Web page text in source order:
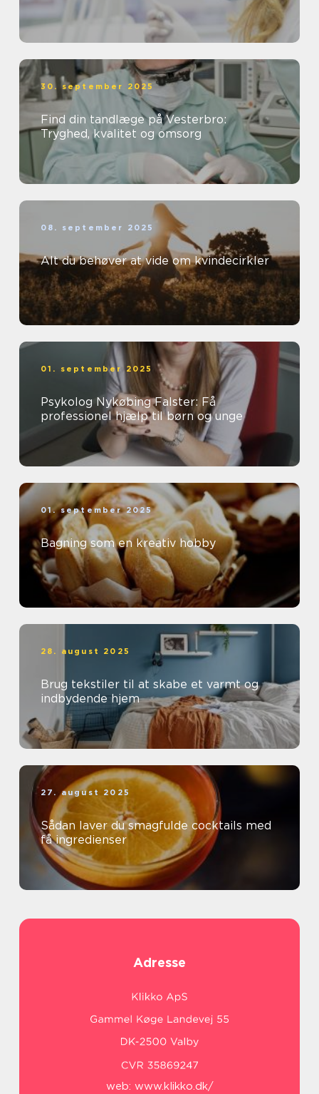
30. september 2025
Find din tandlæge på Vesterbro:
Tryghed, kvalitet og omsorg
08. september 2025
Alt du behøver at vide om kvindecirkler
01. september 2025
Psykolog Nykøbing Falster: Få
professionel hjælp til børn og unge
01. september 2025
Bagning som en kreativ hobby
28. august 2025
Brug tekstiler til at skabe et varmt og
indbydende hjem
27. august 2025
Sådan laver du smagfulde cocktails med
få ingredienser
Adresse
web: www.klikko.dk/